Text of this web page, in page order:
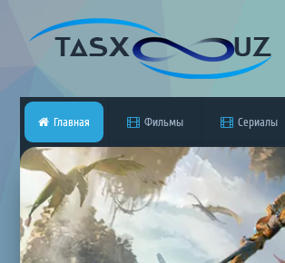
Главная Фильмы Сериалы